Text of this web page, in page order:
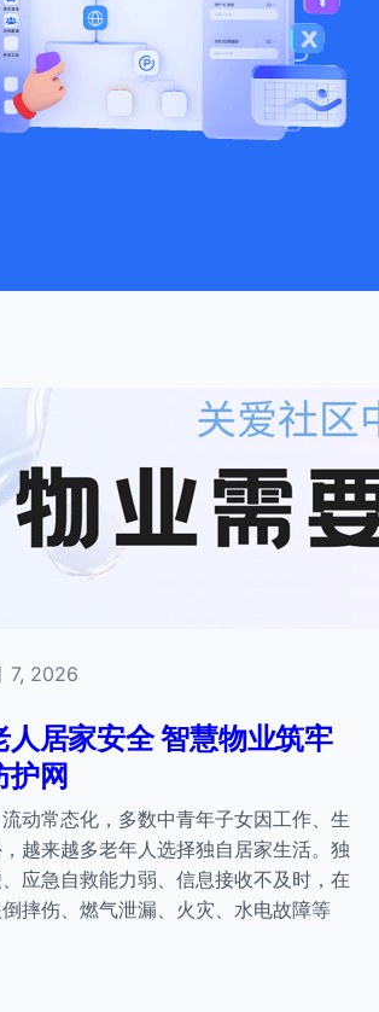
7, 2026
人居家安全 智慧物业筑牢
护网
动常态化，多数中青年子女因工作、生
越来越多老年人选择独自居家生活。独
应急自救能力弱、信息接收不及时，在
摔伤、燃气泄漏、火灾、水电故障等